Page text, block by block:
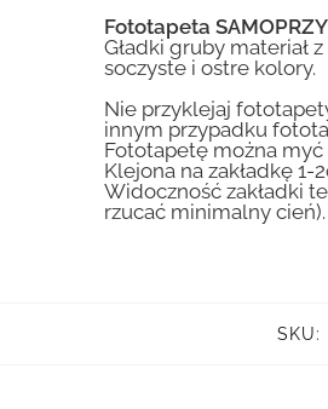
Fototapeta
Gładki gruby materiał
soczyste i ostre kolory.
Nie przyklejaj
innym przypadku
Fototapetę można
Klejona na zakładkę
Widoczność zakładki
rzucać minimalny cień).
SKU: